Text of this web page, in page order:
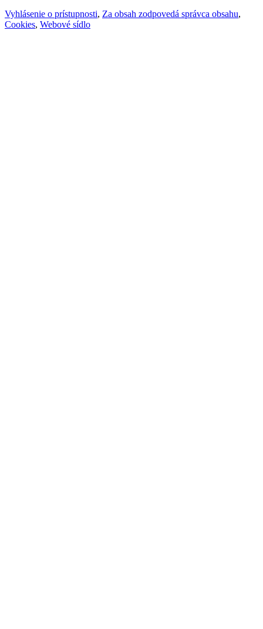
Vyhlásenie o prístupnosti, Za obsah zodpovedá správca obsahu,
Cookies, Webové sídlo